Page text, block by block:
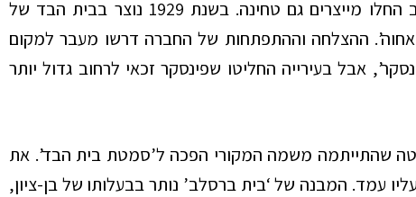
עם השנים פעילות המפעל השתנתה ובני משפחת ברסלב החלו מייצרים גם טחינה. בשנת 1929 נוצר בבית הבד של
אחוה’. ההצלחה וההתפתחות של החברה דרשו מעבר למקום
אבל בעירייה החליטו שפינסקר זכאי לרחוב גדול יותר
שהתייתמה משמה המקורי הפכה ל’סמטת בית הבד’. את
את חלק המגרש עליו עמד. המבנה של ‘בית ברסלב’ נותר בבעלותו של בן-ציון,